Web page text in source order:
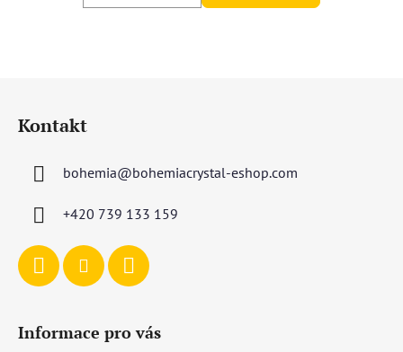
Kontakt
bohemia@bohemiacrystal-eshop.com
+420 739 133 159
Informace pro vás